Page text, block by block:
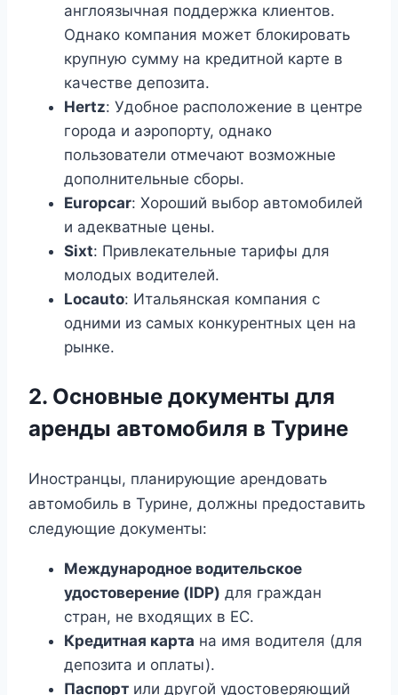
англоязычная поддержка клиентов.
Однако компания может блокировать
крупную сумму на кредитной карте в
качестве депозита.
Hertz: Удобное расположение в центре
города и аэропорту, однако
пользователи отмечают возможные
дополнительные сборы.
Europcar: Хороший выбор автомобилей
и адекватные цены.
Sixt: Привлекательные тарифы для
молодых водителей.
Locauto: Итальянская компания с
одними из самых конкурентных цен на
рынке.
2. Основные документы для
аренды автомобиля в Турине
Иностранцы, планирующие арендовать
автомобиль в Турине, должны предоставить
следующие документы:
Международное водительское
удостоверение (IDP) для граждан
стран, не входящих в ЕС.
Кредитная карта на имя водителя (для
депозита и оплаты).
Паспорт или другой удостоверяющий